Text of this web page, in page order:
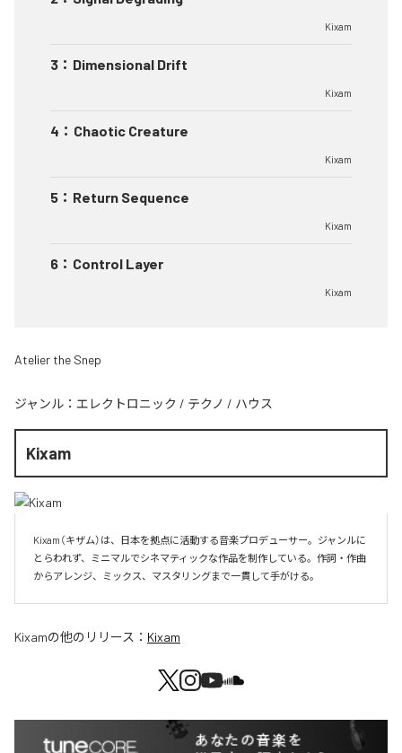
Kixam
3 ： Dimensional Drift
Kixam
4 ： Chaotic Creature
Kixam
5 ： Return Sequence
Kixam
6 ： Control Layer
Kixam
Atelier the Snep
ジャンル： エレクトロニック / テクノ / ハウス
Kixam
Kixam（キザム）は、日本を拠点に活動する音楽プロデューサー。ジャンルに
とらわれず、ミニマルでシネマティックな作品を制作している。作詞・作曲
からアレンジ、ミックス、マスタリングまで一貫して手がける。
Kixamの他のリリース： Kixam